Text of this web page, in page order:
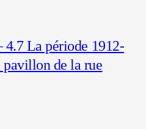
4.7 La période 1912-
pavillon de la rue